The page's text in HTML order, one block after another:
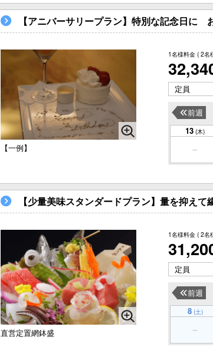
【アニバーサリープラン】特別な記念日
【一例】
1名様料金 ( 2名
定員
前週
13 (木)
【少量美味スタンダードプラン】量を抑えて
直営定置網鉢盛
1名様料金 ( 2名
定員
前週
8 (土)